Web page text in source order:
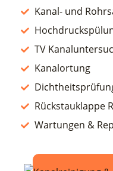
Kanal- und
TV
Kanalortung
Rückstauklappe
Wartungen &